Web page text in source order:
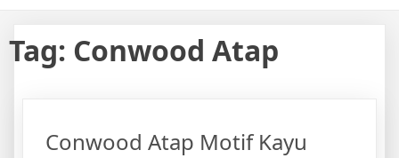
Tag: Conwood Atap
Conwood Atap Motif Kayu